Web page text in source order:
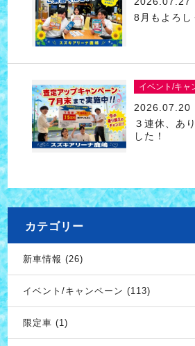
8月もよろし
イベント/キャ
2026.07.20
３連休、あ
した！
カテゴリー
新車情報 (26)
イベント/キャンペーン (113)
限定車 (1)